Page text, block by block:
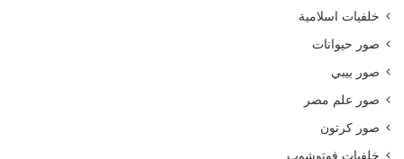
خلفيات اسلامية
صور حيوانات
صور بيبي
صور علم مصر
صور كرتون
خلفيات فوتوشوب